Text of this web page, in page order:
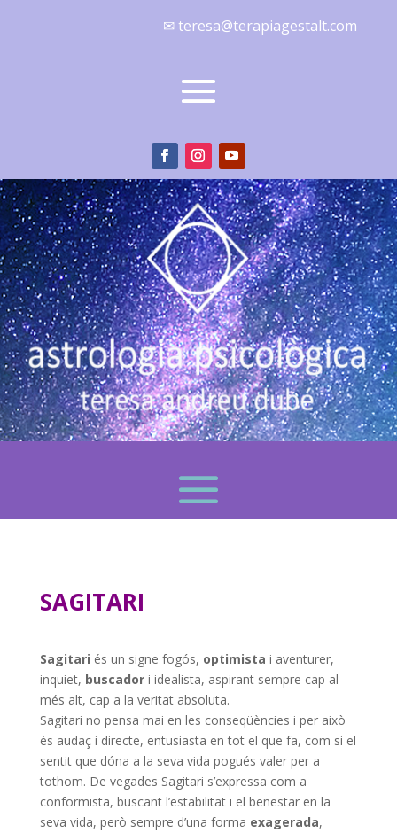
✉ teresa@terapiagestalt.com
SAGITARI
Sagitari és un signe fogós, optimista i aventurer,
inquiet, buscadori idealista, aspirant sempre cap al
més alt, cap a la veritat absoluta.
Sagitari no pensa mai en les conseqüències i per això
és audaç i directe, entusiasta en tot el que fa, com si el
sentit que dóna a la seva vida pogués valer per a
tothom. De vegades Sagitari s’expressa com a
conformista, buscant l’estabilitat i el benestar en la
seva vida, però sempre d’una forma exagerada,